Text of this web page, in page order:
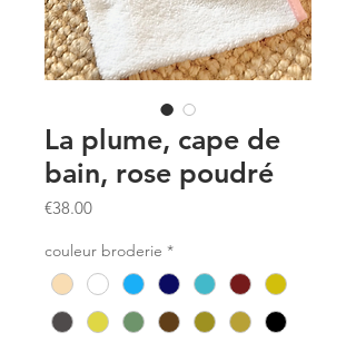
La plume, cape de
bain, rose poudré
€38.00Price
couleur broderie *